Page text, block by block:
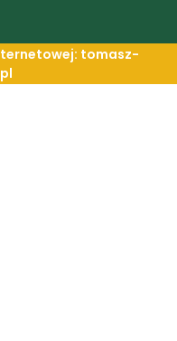
tomasz-